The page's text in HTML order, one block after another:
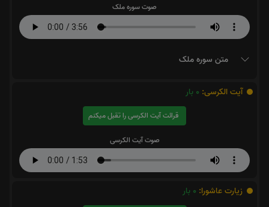
صوت سوره ملک
متن سوره ملک
آیت الکرسی: 0 بار
قرائت آیت الکرسی را تقبل میکنم
صوت آیت الکرسی
زیارت عاشورا: 0 بار